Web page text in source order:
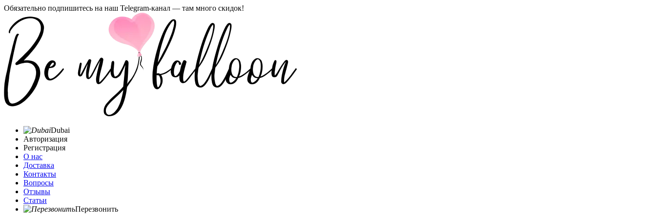
Обязательно подпишитесь на наш Telegram-канал — там много скидок!
Dubai
Авторизация
Регистрация
О нас
Доставка
Контакты
Вопросы
Отзывы
Статьи
Перезвонить